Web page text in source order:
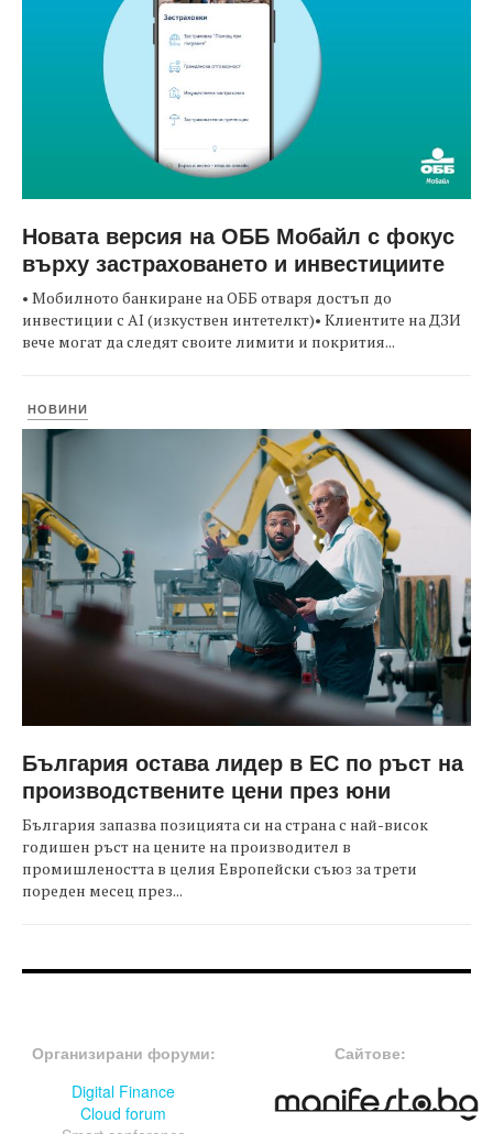
Новата версия на ОББ Мобайл с фокус
върху застраховането и инвестициите
• Мобилното банкиране на ОББ отваря достъп до
инвестиции с AI (изкуствен интетелкт)• Клиентите на ДЗИ
вече могат да следят своите лимити и покрития...
НОВИНИ
България остава лидер в ЕС по ръст на
производствените цени през юни
България запазва позицията си на страна с най-висок
годишен ръст на цените на производител в
промишлеността в целия Европейски съюз за трети
пореден месец през...
Организирани форуми:
Digital Finance
Cloud forum
Сайтове: